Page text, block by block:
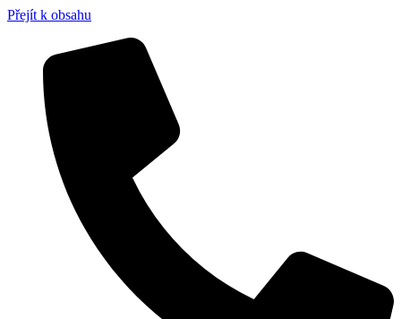
Přejít k obsahu